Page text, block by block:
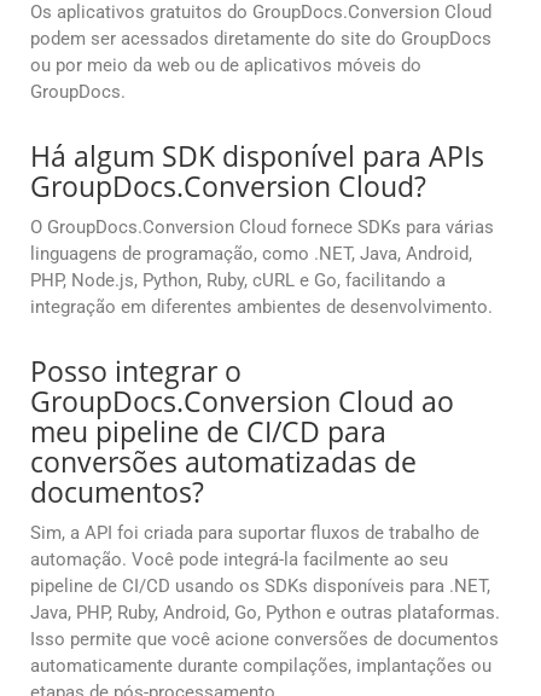
Os aplicativos gratuitos do GroupDocs.Conversion Cloud
podem ser acessados diretamente do site do GroupDocs
ou por meio da web ou de aplicativos móveis do
GroupDocs.
Há algum SDK disponível para APIs
GroupDocs.Conversion Cloud?
O GroupDocs.Conversion Cloud fornece SDKs para várias
linguagens de programação, como .NET, Java, Android,
PHP, Node.js, Python, Ruby, cURL e Go, facilitando a
integração em diferentes ambientes de desenvolvimento.
Posso integrar o
GroupDocs.Conversion Cloud ao
meu pipeline de CI/CD para
conversões automatizadas de
documentos?
Sim, a API foi criada para suportar fluxos de trabalho de
automação. Você pode integrá-la facilmente ao seu
pipeline de CI/CD usando os SDKs disponíveis para .NET,
Java, PHP, Ruby, Android, Go, Python e outras plataformas.
Isso permite que você acione conversões de documentos
automaticamente durante compilações, implantações ou